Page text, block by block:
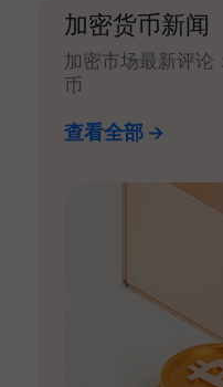
加密货币新闻
加密市场最新评论
币
查看全部